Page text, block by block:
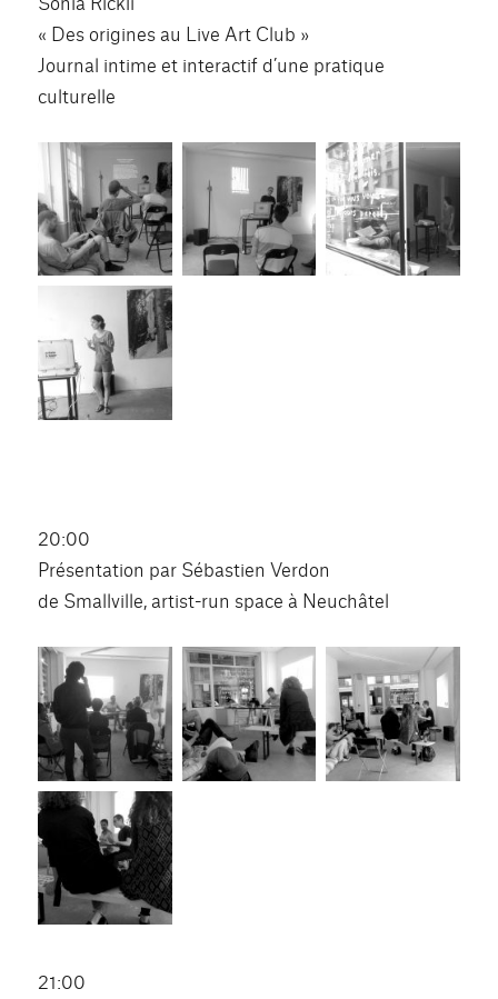
« Des origines au Live Art Club »
Journal intime et interactif d’une pratique
culturelle
20:00
Présentation par Sébastien Verdon
de Smallville, artist-run space à Neuchâtel
21:00